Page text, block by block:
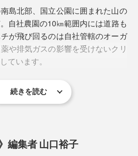
うと、カラダにいいというイメー
、本品に使われているのは中でも
」。
ー」に入っているのは「MG850+」
も表記され、天然の抗菌活性成分
ル」のこと。他のハチミツにはほ
分なので、毎日5プッシュしても、
気になる時だけ使う場合は１シー
島北部、国立公園に囲まれた山の
自社農園の10㎞範囲内には道路も
が飛び回るのは自社管轄のオーガ
や排気ガスの影響を受けないクリ
ています。
行われていることもあるそうです
社』のミツバチは自由奔放、スト
続きを読む
編集者 山口裕子